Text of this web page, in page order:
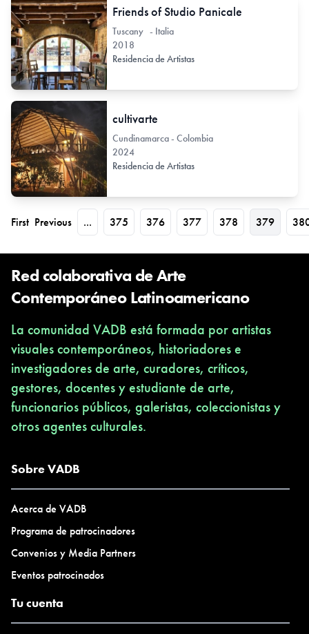
Friends of Studio Panicale
Tuscany - Italia
2018
Residencia de Artistas
cultivarte
Cundinamarca - Colombia
2024
Residencia de Artistas
First Previous ... 375 376 377 378 379
Red colaborativa de Arte
Contemporáneo Latinoamericano
La comunidad VADB está formada por artistas
visuales contemporáneos, historiadores e
investigadores de arte, curadores, críticos,
gestores, docentes y estudiante de arte,
funcionarios públicos, galeristas, coleccionistas y
otros agentes culturales.
Sobre VADB
Acerca de VADB
Programa de patrocinadores
Convenios y Media Partners
Eventos patrocinados
Tu cuenta